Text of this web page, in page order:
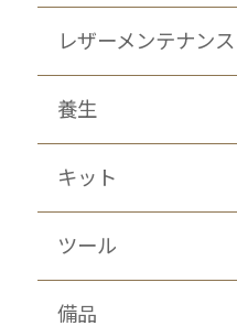
レザーメンテナンス
養生
キット
ツール
備品